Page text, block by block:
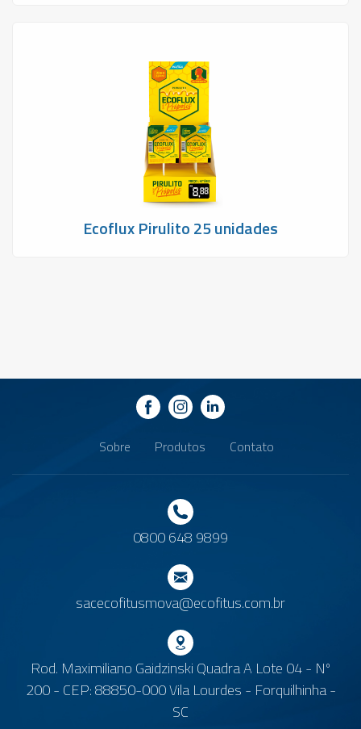
Ecoflux Pirulito 25 unidades
Sobre Produtos Contato
0800 648 9899
sacecofitusmova@ecofitus.com.br
Rod. Maximiliano Gaidzinski Quadra A Lote 04 - Nº
200 - CEP: 88850-000 Vila Lourdes - Forquilhinha -
SC